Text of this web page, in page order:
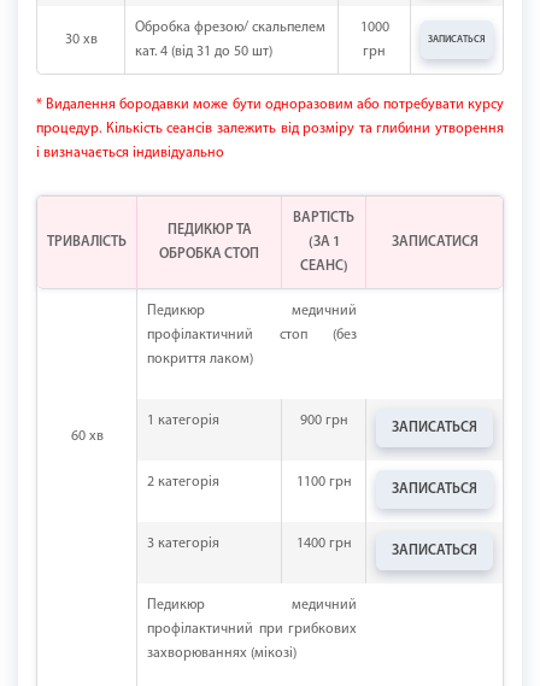
30 хв
Обробка фрезою/ скальпелем
кат. 4 (від 31 до 50 шт)
1000
грн
ЗАПИСАТЬСЯ
* Видалення бородавки може бути одноразовим або потребувати курсу
процедур. Кількість сеансів залежить від розміру та глибини утворення
і визначається індивідуально
60 хв
Педикюр медичний
профілактичний стоп (без
покриття лаком)
1 категорія 900 грн ЗАПИСАТЬСЯ
2 категорія 1100 грн ЗАПИСАТЬСЯ
3 категорія 1400 грн ЗАПИСАТЬСЯ
Педикюр медичний
профілактичний при грибкових
захворюваннях (мікозі)
ТРИВАЛІСТЬ
ПЕДИКЮР ТА
ОБРОБКА СТОП
ВАРТІСТЬ
(ЗА 1
СЕАНС)
ЗАПИСАТИСЯ